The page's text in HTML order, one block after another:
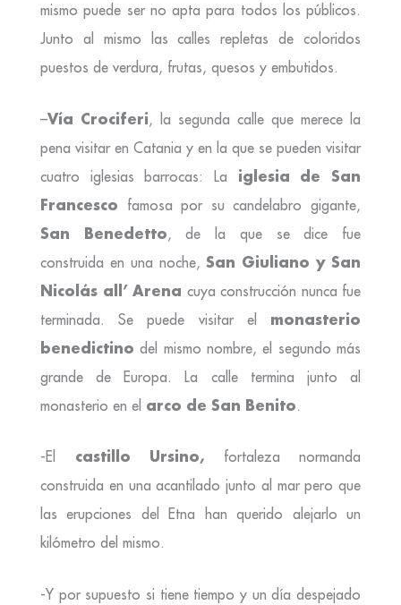
mismo puede ser no apta para todos los públicos.
Junto al mismo las calles repletas de coloridos
puestos de verdura, frutas, quesos y embutidos.
–Vía Crociferi, la segunda calle que merece la
pena visitar en Catania y en la que se pueden visitar
cuatro iglesias barrocas: La iglesia de San
Francesco famosa por su candelabro gigante,
San Benedetto, de la que se dice fue
construida en una noche,San Giuliano y San
Nicolás all’ Arena cuya construcción nunca fue
terminada. Se puede visitar el monasterio
benedictino del mismo nombre, el segundo más
grande de Europa. La calle termina junto al
monasterio en el arco de San Benito.
-El castillo Ursino, fortaleza normanda
construida en una acantilado junto al mar pero que
las erupciones del Etna han querido alejarlo un
kilómetro del mismo.
-Y por supuesto si tiene tiempo y un día despejado